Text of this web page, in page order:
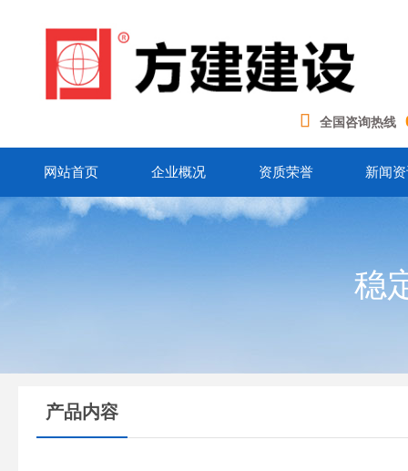
全国咨询热线
网站首页 企业概况 资质荣誉 新闻
稳
产品内容